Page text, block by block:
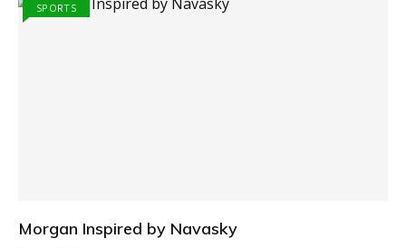
SPORTS
Morgan Inspired by Navasky